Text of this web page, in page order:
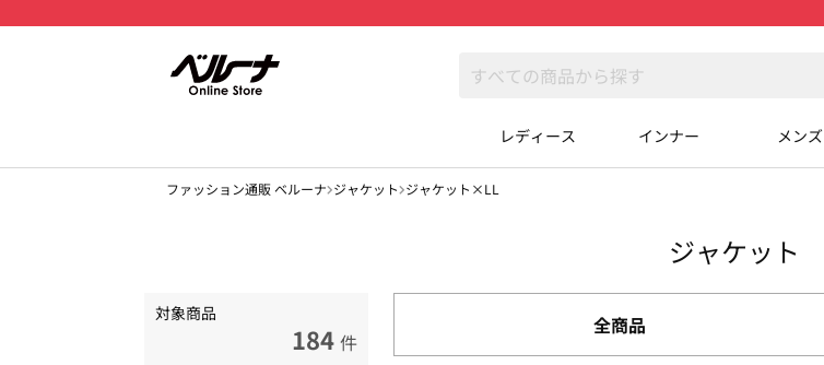
レディース インナー メンズ
ファッション通販 ベルーナ ジャケット ジャケット×LL
ジャケット
対象商品
184 件
全商品